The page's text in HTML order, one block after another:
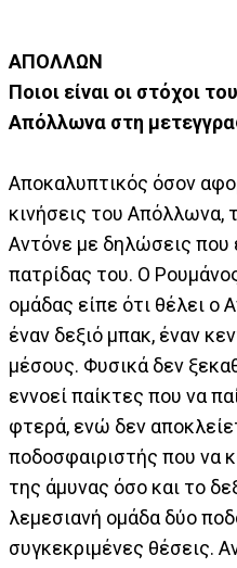
ΑΠΟΛΛΩΝ
Ποιοι είναι οι στόχοι
Απόλλωνα στη
Αποκαλυπτικός όσον
κινήσεις του Απόλλωνα,
Αντόνε με δηλώσεις
πατρίδας του. Ο
ομάδας είπε ότι θέλει
έναν δεξιό μπακ, έναν
μέσους. Φυσικά δεν
εννοεί παίκτες που να
φτερά, ενώ δεν
ποδοσφαιριστής που να
της άμυνας όσο και το
λεμεσιανή ομάδα δύο
συγκεκριμένες θέσεις.